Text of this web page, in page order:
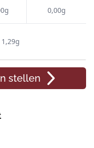
0,00g
1,29g
stellen